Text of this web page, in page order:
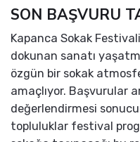
SON BAŞVURU
Kapanca Sokak
dokunan sanatı
özgün bir sokak
amaçlıyor. Başvurular
değerlendirmesi
topluluklar festival